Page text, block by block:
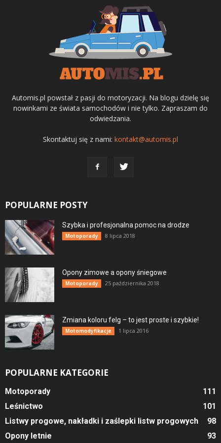
Automis.pl powstał z pasji do motoryzacji. Na blogu dzielę się
nowinkami ze świata samochodów i nie tylko. Zapraszam do
odwiedzania.
Skontaktuj się z nami: kontakt@automis.pl
POPULARNE POSTY
Szybka i profesjonalna pomoc na drodze
Motoporady 8 lipca 2018
Opony zimowe a opony śniegowe
Motoporady 25 października 2018
Zmiana koloru felg – to jest proste i szybkie!
Motomodyfikacje 1 lipca 2016
POPULARNE KATEGORIE
Motoporady
111
Leśnictwo
101
Listwy progowe, nakładki i zaślepki listw progowych
98
Opony letnie
93